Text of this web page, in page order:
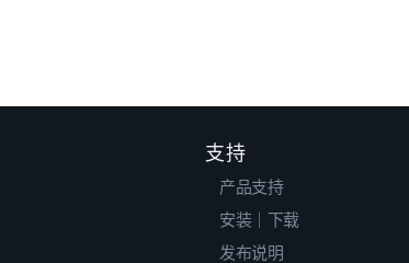
支持
产品支持
安装｜下载
发布说明